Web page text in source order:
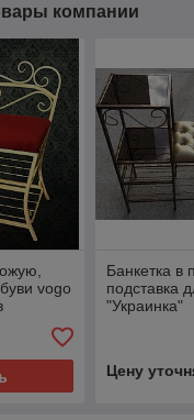
компании
vogo
Банкетка в
подставка
"Украинка"
Цену